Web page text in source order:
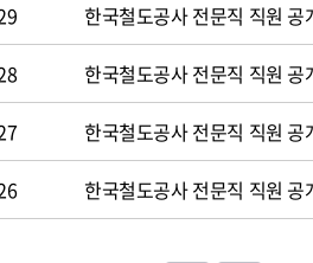
한국철도공사 전문직 직원 공
한국철도공사 전문직 직원 공
한국철도공사 전문직 직원 공
한국철도공사 전문직 직원 공